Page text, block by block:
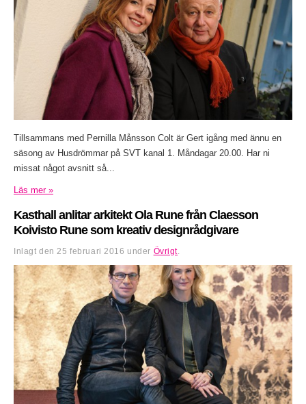
Tillsammans med Pernilla Månsson Colt är Gert igång med ännu en
säsong av Husdrömmar på SVT kanal 1. Måndagar 20.00. Har ni
missat något avsnitt så...
Läs mer »
Kasthall anlitar arkitekt Ola Rune från Claesson
Koivisto Rune som kreativ designrådgivare
Inlagt den 25 februari 2016 under Övrigt